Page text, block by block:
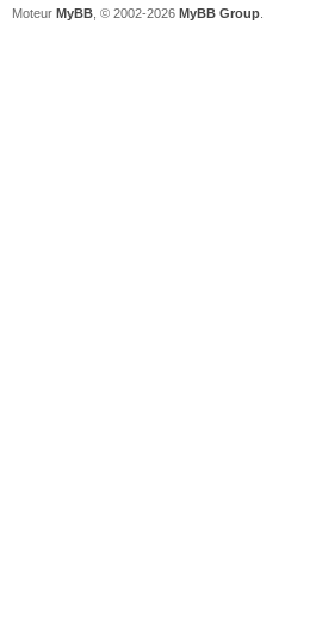
Moteur MyBB , © 2002-2026 MyBB Group